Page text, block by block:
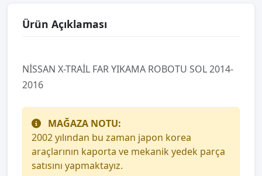
Ürün Açıklaması
NİSSAN X-TRAİL FAR YIKAMA ROBOTU SOL 2014-
2016
MAĞAZA NOTU:
2002 yılından bu zaman japon korea
araçlarının kaporta ve mekanik yedek parça
satısını yapmaktayız.